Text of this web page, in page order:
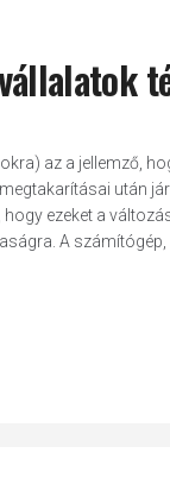
az a jellemző,
után
hogy ezeket a
A számítógép,